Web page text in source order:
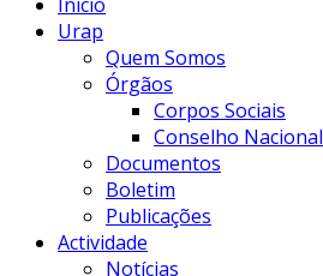
Urap
Quem Somos
Órgãos
Corpos Sociais
Conselho Nacional
Documentos
Boletim
Publicações
Actividade
Notícias